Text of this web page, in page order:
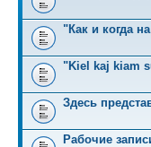
"Как и когда
"Kiel kaj kiam
Здесь
Рабочие